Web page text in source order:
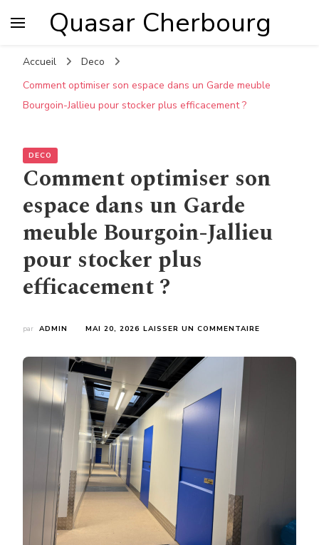
Quasar Cherbourg
Accueil
Deco
Comment optimiser son espace dans un Garde meuble
Bourgoin-Jallieu pour stocker plus efficacement ?
DECO
Comment optimiser son
espace dans un Garde
meuble Bourgoin-Jallieu
pour stocker plus
efficacement ?
par ADMIN MAI 20, 2026 LAISSER UN COMMENTAIRE